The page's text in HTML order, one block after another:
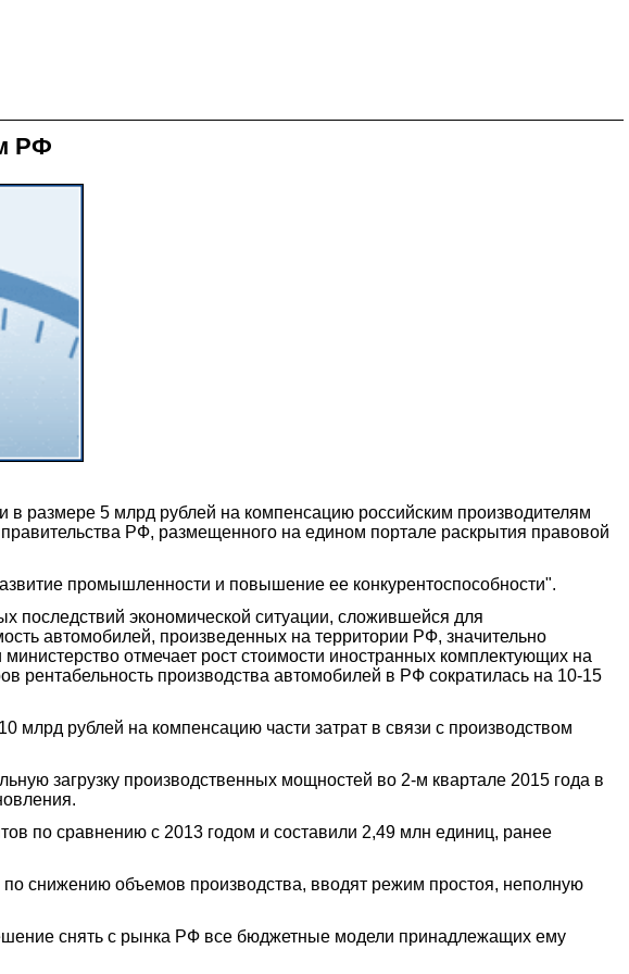
РФ
размере 5 млрд рублей на компенсацию российским производителям
РФ, размещенного на едином портале раскрытия правовой
промышленности и повышение ее конкурентоспособности".
последствий экономической ситуации, сложившейся для
автомобилей, произведенных на территории РФ, значительно
отмечает рост стоимости иностранных комплектующих на
рентабельность производства автомобилей в РФ сократилась на 10-15
рублей на компенсацию части затрат в связи с производством
загрузку производственных мощностей во 2-м квартале 2015 года в
по сравнению с 2013 годом и составили 2,49 млн единиц, ранее
снижению объемов производства, вводят режим простоя, неполную
снять с рынка РФ все бюджетные модели принадлежащих ему